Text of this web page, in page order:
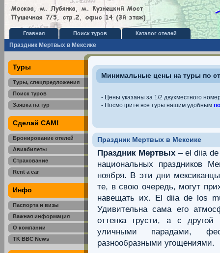
Главная Поиск туров Каталог отелей
Праздник Мертвых в Мексике
Туры
Туры, спецпредложения
Поиск туров
Заявка на тур
Сделай САМ!
Бронирование отелей
Авиабилеты
Страхование
Rent a car
Инфо
Паспорта и визы
Важная информация
О компании
TK BBC News
Минимальные цены на туры по
- Цены указаны за 1/2 двухместного
- Посмотрите все туры нашим удобным
Праздник Мертвых в Мексике
Праздник Мертвых – el diia
национальных праздников
ноября. В эти дни
те, в свою очередь, могут
навещать их. El diia de los
Удивительна сама его
оттенка грусти, а с
уличными парадами,
разнообразными угощениями.